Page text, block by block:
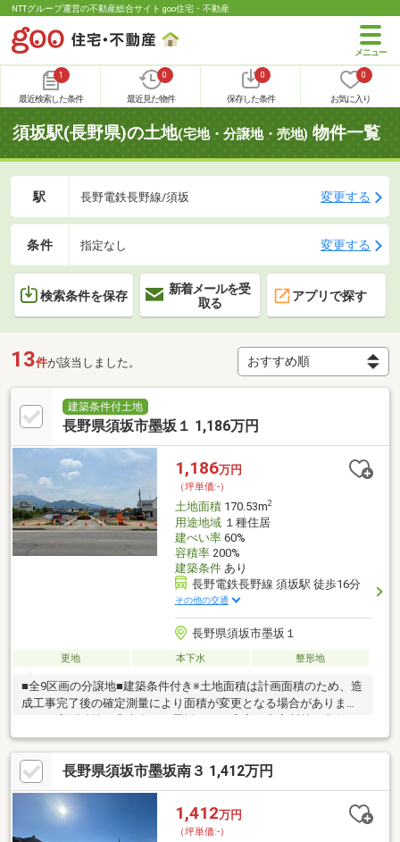
NTTグループ運営の不動産総合サイト goo住宅・不動産
1
最近検索した条件
0
最近見た物件
0
保存した条件
0
お気に入り
須坂駅(長野県)の土地(宅地・分譲地・売地) 物件一覧
駅 長野電鉄長野線/須坂 変更する
条件 指定なし 変更する
検索条件を保存
新着メールを受
取る
アプリで探す
13件が該当しました。
建築条件付土地
長野県須坂市墨坂１ 1,186万円
1,186万円
（坪単価:-）
土地面積170.53m2
用途地域１種住居
建ぺい率60%
容積率200%
建築条件あり
長野電鉄長野線 須坂駅 徒歩16分
その他の交通
長野県須坂市墨坂１
更地 本下水 整形地
■全9区画の分譲地■建築条件付き※土地面積は計画面積のため、造
成工事完了後の確定測量により面積が変更となる場合がありま
す。（実測精算）◎大人気の墨坂エリア◎高気密高断熱で文句な
しの高性能と高いデザイン性を両立できる工務店◎デリシア・ツ
ルヤ・西友・アオキが近く、イオンへのアクセスも良好！◎イン
ターが近くてとっても便利！◎長野市へのルートが選べて通勤時
の混雑回避も可能！☆モデルハウスへご案内可能です♪※残り区画
僅かです！お急ぎください！
長野県須坂市墨坂南３ 1,412万円
1,412万円
（坪単価:-）